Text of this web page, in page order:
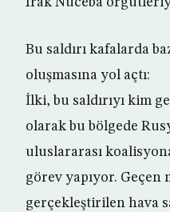
Bu saldırı kafalarda
oluşmasına yol açtı:
İlki, bu saldırıyı kim
olarak bu bölgede
uluslararası
görev yapıyor. Geçen
gerçekleştirilen hava